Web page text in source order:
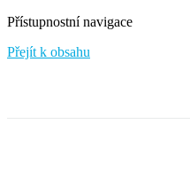
Přístupnostní navigace
Přejít k obsahu